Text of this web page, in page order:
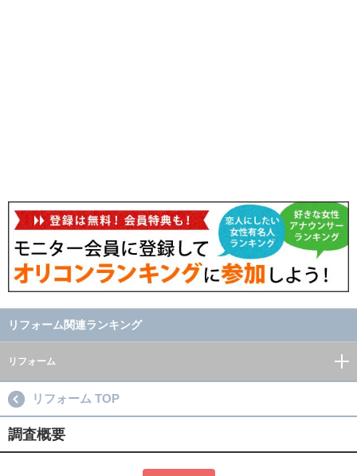
リフォーム関連ランキング
リフォーム
リフォーム TOP
調査概要